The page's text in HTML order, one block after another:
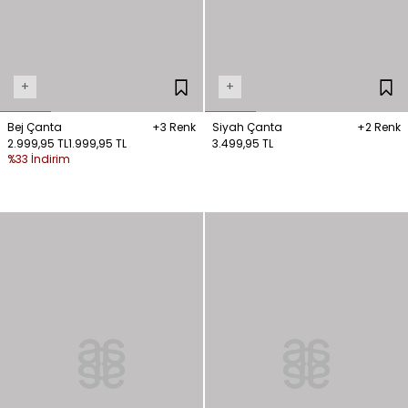
+
Bej Çanta
+3 Renk
2.999,95 TL1.999,95 TL
%33 İndirim
+
Siyah Çanta
+2 Renk
3.499,95 TL